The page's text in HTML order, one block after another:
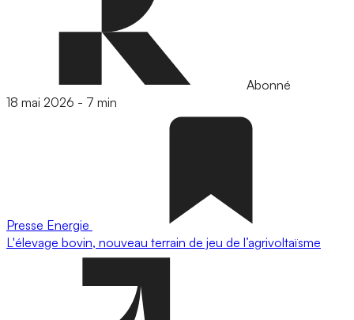
Abonné
18 mai 2026 - 7 min
Presse Energie
L'élevage bovin, nouveau terrain de jeu de l’agrivoltaïsme